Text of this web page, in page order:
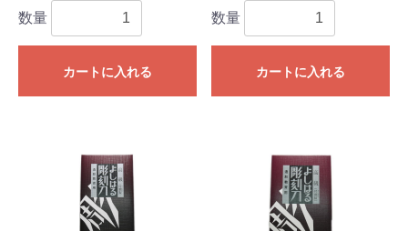
数量
カートに入れる
数量
カートに入れる